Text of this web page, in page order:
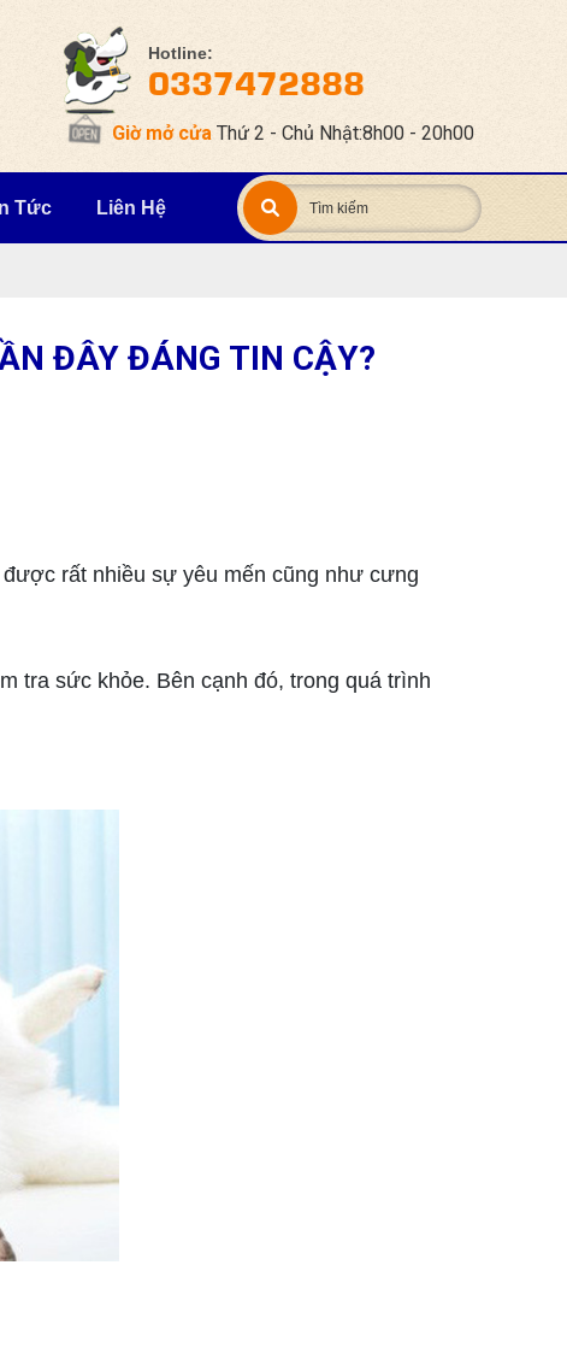
Hotline:
0337472888
Giờ mở cửa Thứ 2 - Chủ Nhật:8h00 - 20h00
Tức Liên Hệ
ĐÂY ĐÁNG TIN CẬY?
rất nhiều sự yêu mến cũng như cưng
tra sức khỏe. Bên cạnh đó, trong quá trình